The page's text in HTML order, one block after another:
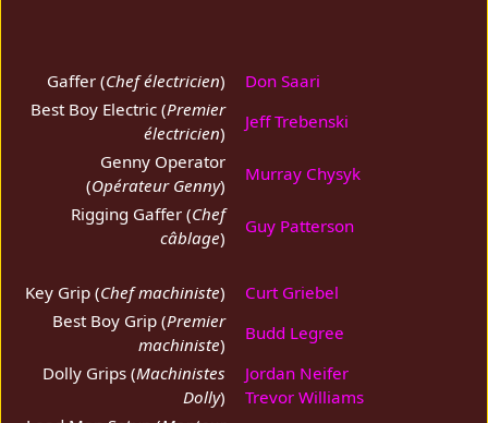
Gaffer (Chef électricien)
Don Saari
Best Boy Electric (Premier
électricien)
Jeff Trebenski
Genny Operator
(Opérateur Genny)
Murray Chysyk
Rigging Gaffer (Chef
câblage)
Guy Patterson
Key Grip (Chef machiniste)
Curt Griebel
Best Boy Grip (Premier
machiniste)
Budd Legree
Dolly Grips (Machinistes
Dolly)
Jordan Neifer
Trevor Williams